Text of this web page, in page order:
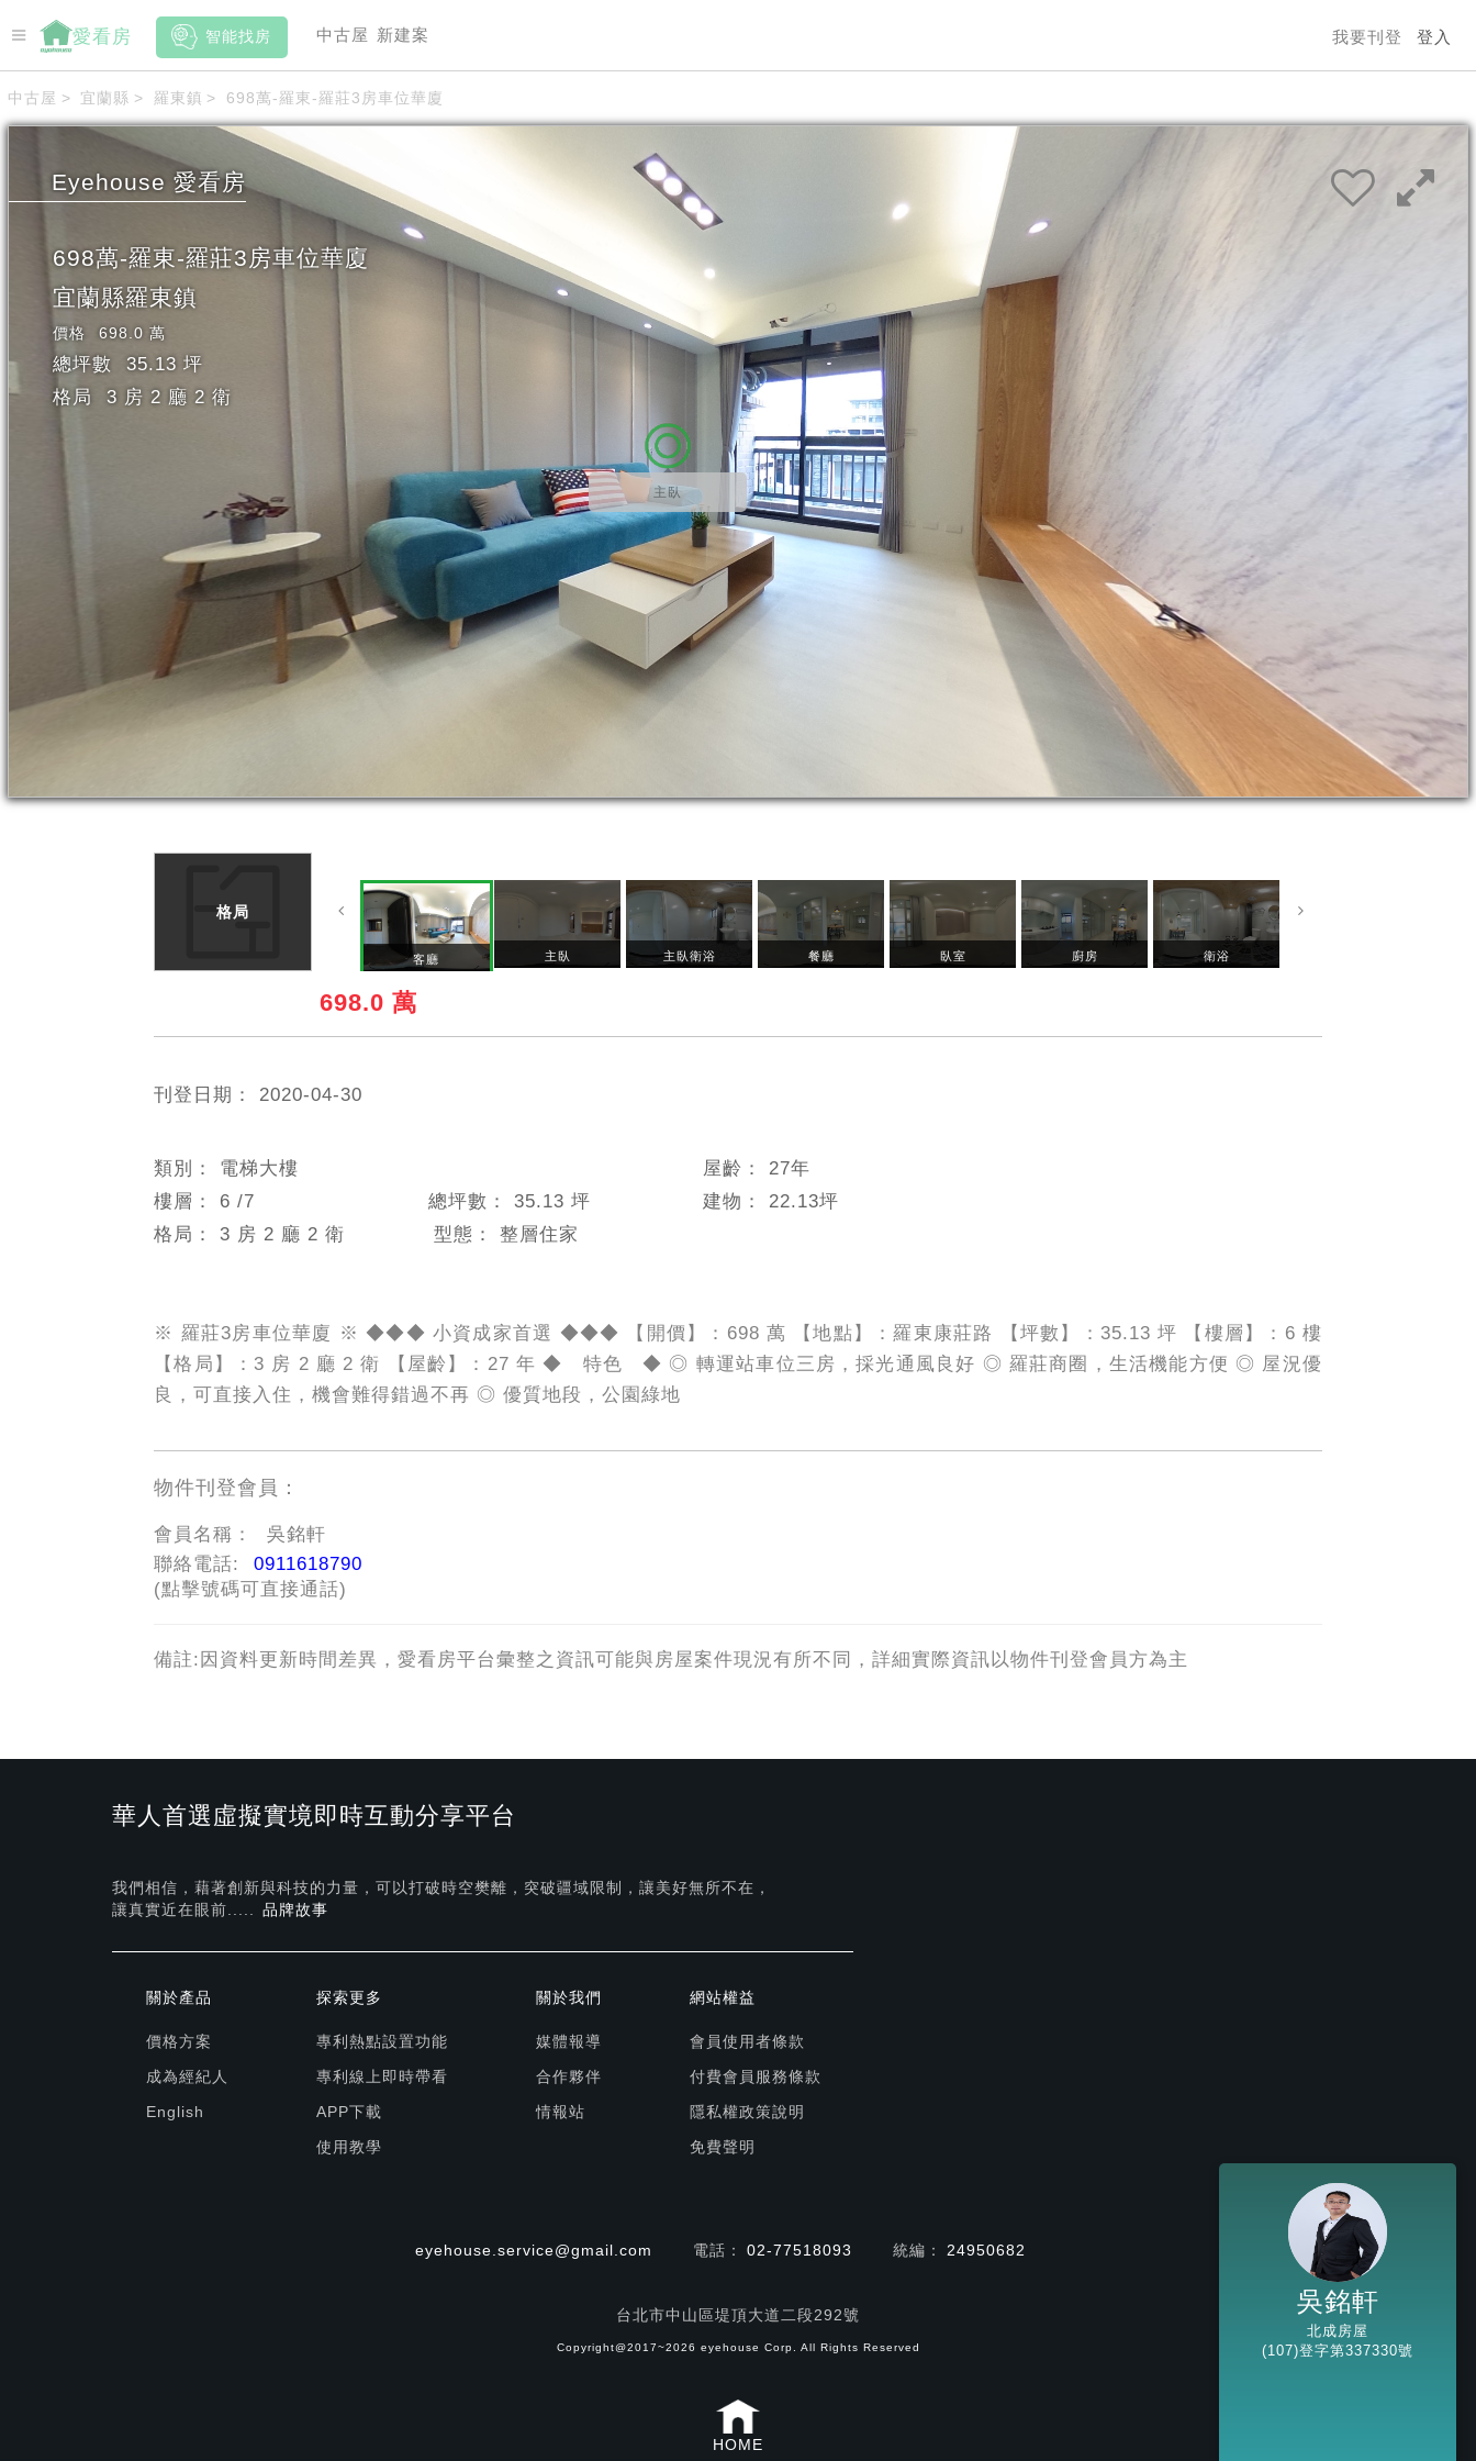
愛看房 我要刊登 登入
智能找房 中古屋 新建案
中古屋 > 宜蘭縣 > 羅東鎮 > 698萬-羅東-羅莊3房車位華廈
主臥
Eyehouse 愛看房
698萬-羅東-羅莊3房車位華廈
宜蘭縣羅東鎮
價格 698.0 萬
總坪數
35.13 坪
格局
3 房 2 廳 2 衛
格局
客廳 主臥 主臥衛浴 餐廳 臥室 廚房 衛浴
698.0 萬
刊登日期： 2020-04-30
類別： 電梯大樓 屋齡： 27年
樓層： 6 /7 總坪數：35.13 坪 建物： 22.13坪
格局：3 房 2 廳 2 衛 型態：整層住家
※ 羅莊3房車位華廈 ※ ◆◆◆ 小資成家首選 ◆◆◆ 【開價】：698 萬 【地點】：羅東康莊路 【坪數】：35.13 坪 【樓層】：6 樓
【格局】：3 房 2 廳 2 衛 【屋齡】：27 年 ◆ 特色 ◆ ◎ 轉運站車位三房，採光通風良好 ◎ 羅莊商圈，生活機能方便 ◎ 屋況優
良，可直接入住，機會難得錯過不再 ◎ 優質地段，公園綠地
物件刊登會員：
會員名稱：
吳銘軒
聯絡電話:
0911618790
(點擊號碼可直接通話)
備註:因資料更新時間差異，愛看房平台彙整之資訊可能與房屋案件現況有所不同，詳細實際資訊以物件刊登會員方為主
吳銘軒
北成房屋
(107)登字第337330號
華人首選虛擬實境即時互動分享平台
我們相信，藉著創新與科技的力量，可以打破時空樊離，突破疆域限制，讓美好無所不在，
讓真實近在眼前.....
品牌故事
關於產品
價格方案
成為經紀人
English
探索更多
專利熱點設置功能
專利線上即時帶看
APP下載
使用教學
關於我們
媒體報導
合作夥伴
情報站
網站權益
會員使用者條款
付費會員服務條款
隱私權政策說明
免費聲明
eyehouse.service@gmail.com 電話： 02-77518093 統編： 24950682
台北市中山區堤頂大道二段292號
Copyright@2017~2026 eyehouse Corp. All Rights Reserved
HOME